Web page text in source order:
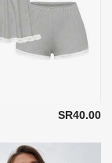
SR40.00